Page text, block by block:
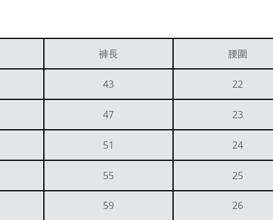
褲長 腰圍
43 22
47 23
51 24
55 25
59 26